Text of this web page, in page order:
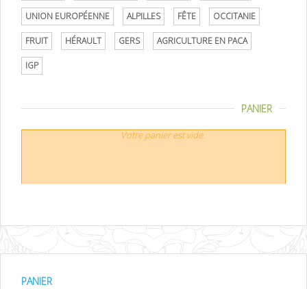
UNION EUROPÉENNE ALPILLES FÊTE OCCITANIE
FRUIT HÉRAULT GERS AGRICULTURE EN PACA
IGP
PANIER
Votre panier est vide.
PANIER